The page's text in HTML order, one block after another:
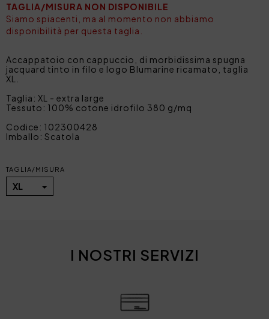
TAGLIA/MISURA NON DISPONIBILE
Siamo spiacenti, ma al momento non abbiamo
disponibilità per questa taglia.
Accappatoio con cappuccio, di morbidissima spugna
jacquard tinto in filo e logo Blumarine ricamato, taglia
XL.
Taglia: XL - extra large
Tessuto: 100% cotone idrofilo 380 g/mq
Codice: 102300428
Imballo: Scatola
TAGLIA/MISURA
XL
I NOSTRI SERVIZI